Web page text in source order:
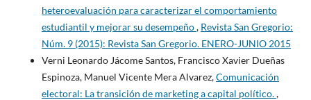
heteroevaluación para caracterizar el comportamiento
estudiantil y mejorar su desempeño, Revista San Gregorio:
Núm. 9 (2015): Revista San Gregorio. ENERO-JUNIO 2015
Verni Leonardo Jácome Santos, Francisco Xavier Dueñas
Espinoza, Manuel Vicente Mera Alvarez,Comunicación
electoral: La transición de marketing a capital político.,